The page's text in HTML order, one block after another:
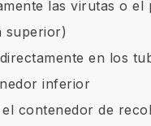
las virutas o
superior)
en los
inferior
contenedor de